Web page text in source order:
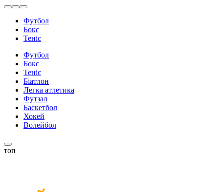
Футбол
Бокс
Теніс
Футбол
Бокс
Теніс
Біатлон
Легка атлетика
Футзал
Баскетбол
Хокей
Волейбол
топ